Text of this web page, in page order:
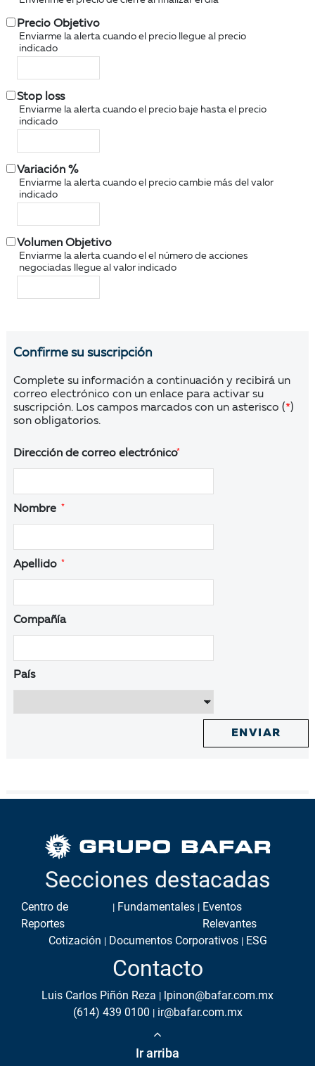
Secciones destacadas
Centro de
Reportes
Fundamentales
Eventos
Relevantes
Cotización
Documentos Corporativos ESG
Contacto
Luis Carlos Piñón Reza
lpinon@bafar.com.mx
(614) 439 0100
ir@bafar.com.mx
Ir arriba